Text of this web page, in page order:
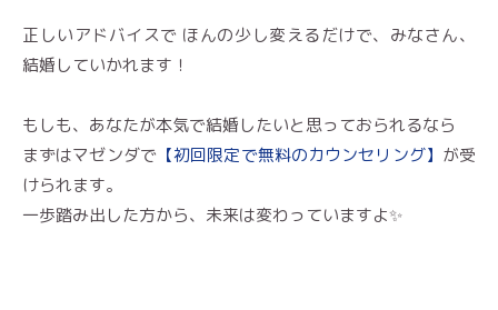
正しいアドバイスで ほんの少し変えるだけで、みなさん、
結婚していかれます！
もしも、あなたが本気で結婚したいと思っておられるなら
まずはマゼンダで 【初回限定で無料のカウンセリング】 が受
けられます。
一歩踏み出した方から、未来は変わっていますよ✨